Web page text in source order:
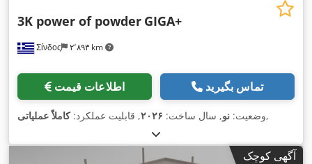
Σίνδος ۲٬۸۹۳ km
3K power of powder GIGA+
اطلاعات قیمت تماس بگیرید
وضعیت: نو, سال ساخت: ۲۰۲۶, قابلیت عملکرد:کاملاً عملیاتی ,
آگهی کوچک